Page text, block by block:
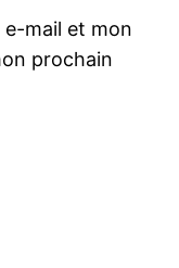
mail et mon
prochain